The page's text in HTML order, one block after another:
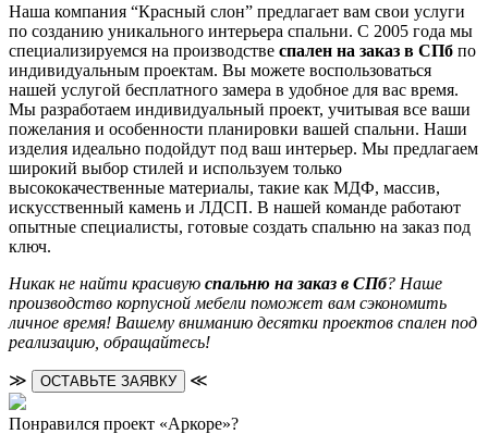
Наша компания “Красный слон” предлагает вам свои услуги
по созданию уникального интерьера спальни. С 2005 года мы
специализируемся на производстве спален на заказ в СПб по
индивидуальным проектам. Вы можете воспользоваться
нашей услугой бесплатного замера в удобное для вас время.
Мы разработаем индивидуальный проект, учитывая все ваши
пожелания и особенности планировки вашей спальни. Наши
изделия идеально подойдут под ваш интерьер. Мы предлагаем
широкий выбор стилей и используем только
высококачественные материалы, такие как МДФ, массив,
искусственный камень и ЛДСП. В нашей команде работают
опытные специалисты, готовые создать спальню на заказ под
ключ.
Никак не найти красивую спальню на заказ в СПб? Наше
производство корпусной мебели поможет вам сэкономить
личное время! Вашему вниманию десятки проектов спален под
реализацию, обращайтесь!
≫ ОСТАВЬТЕ ЗАЯВКУ ≪
Понравился проект «Аркоре»?